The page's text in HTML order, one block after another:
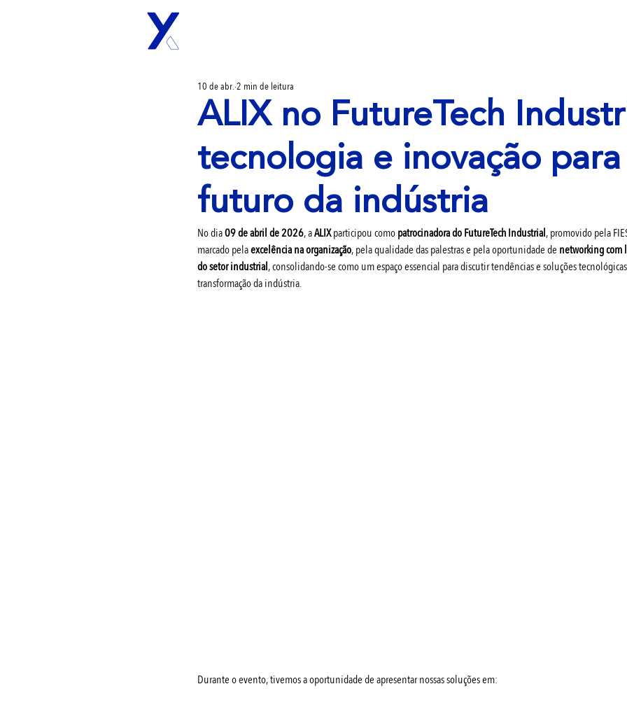
ALIX no FutureTech
tecnologia e inovação
futuro da indústria
10 de abr. 2 min de leitura
No dia 09 de abril de 2026, a ALIX participou como patrocinadora do FutureTech Industrial, promovido pela
marcado pela excelência na organização, pela qualidade das palestras e pela oportunidade de networking com
do setor industrial, consolidando-se como um espaço essencial para discutir tendências e soluções
transformação da indústria.
Durante o evento, tivemos a oportunidade de apresentar nossas soluções em: